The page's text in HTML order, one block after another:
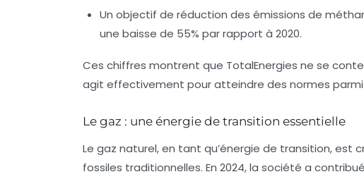
Un objectif de réduction des émissions de
une baisse de 55% par rapport à 2020.
Ces chiffres montrent que TotalEnergies ne se
agit effectivement pour atteindre des normes
Le gaz : une énergie de transition essentielle
Le gaz naturel, en tant qu’énergie de transition, est
fossiles traditionnelles. En 2024, la société a